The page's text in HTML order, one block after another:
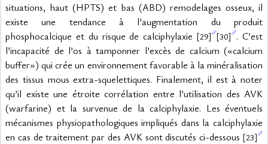
situations, haut (HPTS) et bas (ABD) remodelages osseux, il
existe une tendance à l’augmentation du produit
phosphocalcique et du risque de calciphylaxie [29] [30] . C’est
l’incapacité de l’os à tamponner l’excès de calcium («calcium
buffer») qui crée un environnement favorable à la minéralisation
des tissus mous extra-squelettiques. Finalement, il est à noter
qu’il existe une étroite corrélation entre l’utilisation des AVK
(warfarine) et la survenue de la calciphylaxie. Les éventuels
mécanismes physiopathologiques impliqués dans la calciphylaxie
en cas de traitement par des AVK sont discutés ci-dessous [23]